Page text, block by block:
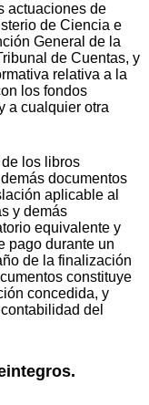
actuaciones de
de Ciencia e
General de la
de Cuentas, y
relativa a la
los fondos
a cualquier otra
los libros
documentos
aplicable al
y demás
equivalente y
pago durante un
de la finalización
constituye
concedida, y
del